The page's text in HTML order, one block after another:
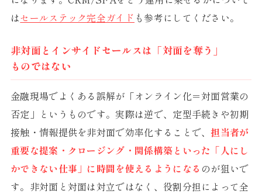
はセールステック完全ガイド も参考にしてください。
非対面とインサイドセールスは「対面を奪う」
ものではない
金融現場でよくある誤解が「オンライン化＝対面営業の
否定」というものです。実際は逆で、定型手続きや初期
接触・情報提供を非対面で効率化することで、 担当者が
重要な提案・クロージング・関係構築といった「人にし
かできない仕事」に時間を使えるようになる のが狙いで
す。非対面と対面は対立ではなく、役割分担によって全